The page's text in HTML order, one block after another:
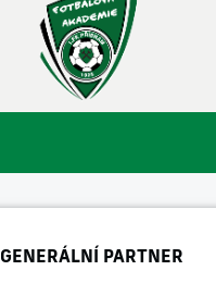
GENERÁLNÍ PARTNER